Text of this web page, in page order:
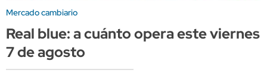
Mercado cambiario
Real blue: a cuánto opera este viernes
7 de agosto